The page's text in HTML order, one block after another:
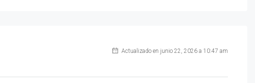
Actualizado en junio 22, 2026 a 10:47 am